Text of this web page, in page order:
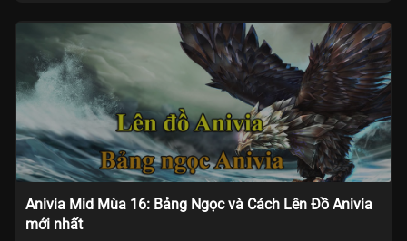
Anivia Mid Mùa 16: Bảng Ngọc và Cách Lên Đồ Anivia
mới nhất